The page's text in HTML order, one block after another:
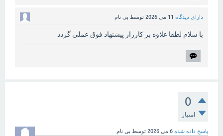
دارای دیدگاه 11 می 2026 توسط بی نام
با سلام لطفا علاوه بر کارزار پیشنهاد فوق عملی گردد
0
امتیاز
پاسخ داده شده 6 می 2026 توسط بی نام